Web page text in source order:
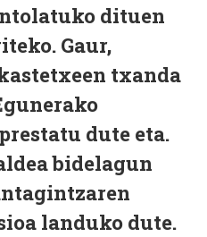
dituen
Gaur,
txanda
dute eta.
bidelagun
landuko dute.